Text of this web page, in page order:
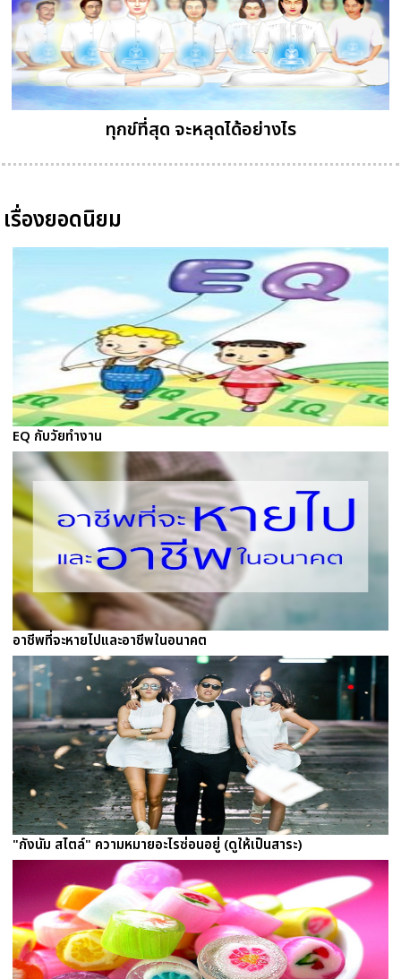
ทุกข์ที่สุด จะหลุดได้อย่างไร
เรื่องยอดนิยม
EQ กับวัยทำงาน
อาชีพที่จะหายไปและอาชีพในอนาคต
"กังนัม สไตล์" ความหมายอะไรซ่อนอยู่ (ดูให้เป็นสาระ)